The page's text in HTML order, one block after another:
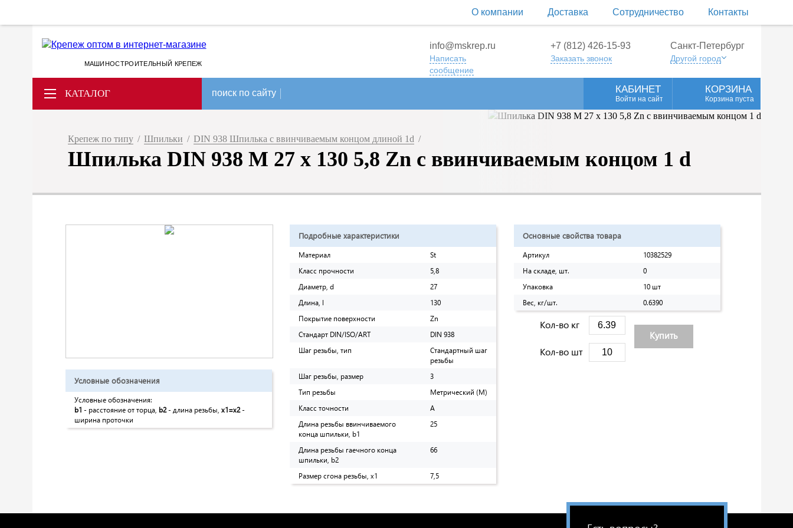
О компании Доставка Сотрудничество Контакты
МАШИНОСТРОИТЕЛЬНЫЙ КРЕПЕЖ
info@mskrep.ru
Написать
сообщение
+7 (812) 426-15-93
Заказать звонок
Санкт-Петербург
Другой город
КАТАЛОГ поиск по сайту КАБИНЕТ
Войти на сайт
КОРЗИНА
Корзина пуста
Крепеж по типу / Шпильки / DIN 938 Шпилька с ввинчиваемым концом длиной 1d /
Шпилька DIN 938 M 27 х 130 5,8 Zn с ввинчиваемым концом 1 d
Условные обозначения
Условные обозначения:
b1 - расстояние от торца, b2- длина резьбы, x1=x2-
ширина проточки
Подробные характеристики
Материал
St
Класс прочности
5,8
Диаметр, d
27
Длина, l
130
Покрытие поверхности
Zn
Стандарт DIN/ISO/ART
DIN 938
Шаг резьбы, тип
Стандартный шаг
резьбы
Шаг резьбы, размер
3
Тип резьбы
Метрический (M)
Класс точности
A
Длина резьбы ввинчиваемого
конца шпильки, b1
25
Длина резьбы гаечного конца
шпильки, b2
66
Размер сгона резьбы, х1 7,5
Основные свойства товара
Артикул
10382529
На складе, шт.
0
Упаковка
10 шт
Вес, кг/шт.
0.6390
Кол-во кг
Кол-во шт
Купить